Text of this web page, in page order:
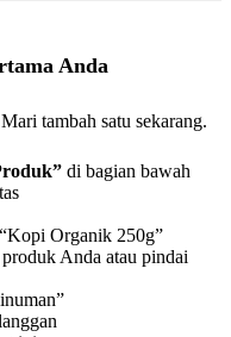
Anda
tambah satu sekarang.
di bagian bawah
Organik 250g”
Anda atau pindai